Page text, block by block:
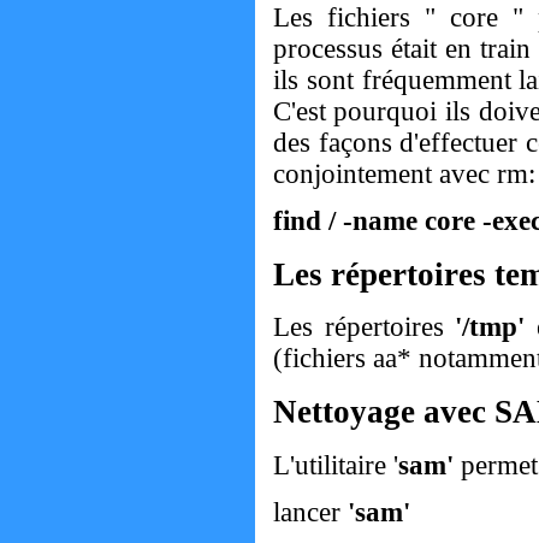
Les fichiers " core "
processus était en
ils sont fréquemment
C'est pourquoi ils
des façons d'effectuer
conjointement avec rm:
find / -name core -
Les répertoires
Les répertoires '/tmp'
(fichiers aa*
Nettoyage avec
L'utilitaire 'sam'
lancer 'sam'